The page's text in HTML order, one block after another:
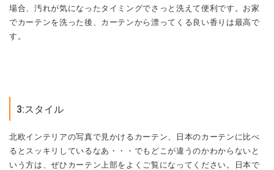
場合、汚れが気になったタイミングでさっと洗えて便利です。お家
でカーテンを洗った後、カーテンから漂ってくる良い香りは最高で
す。
3:スタイル
北欧インテリアの写真で見かけるカーテン、日本のカーテンに比べ
るとスッキリしているなあ・・・でもどこが違うのかわからないと
いう方は、ぜひカーテン上部をよくご覧になってください。日本で